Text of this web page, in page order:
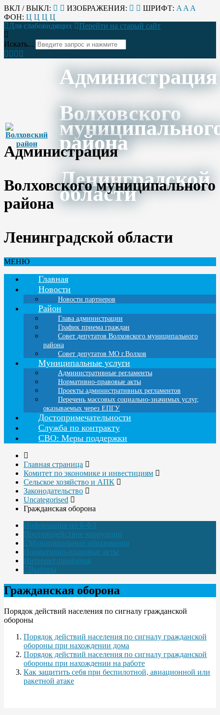
ВКЛ / ВЫКЛ: ИЗОБРАЖЕНИЯ: ШРИФТ: A A A
ФОН: Ц Ц Ц Ц
Для слабовидящих
Перейти на старый сайт
Искать...
Администрация
Волховского
района
Ленинградской
области
Администрация
Волховского муниципального
района
Ленинградской области
МЕНЮ
Главная
Новости
Новости партнеров
Район
Глава администрации
График приема граждан
Совет депутатов Волховского муниципального
района
Совет депутатов МО г.Волхов
Муниципальные услуги
Административные регламенты
Нормативно-правовые акты
Проекты административных регламентов
Перечень массовых социально-значимых услуг,
оказываемых через ЕПГУ
Достопримечательности
Служба по контракту
СВО: Меры поддержки
Главная страница
Комитет по экономике и инвестициям
Сельское хозяйство и АПК
Законодательство
Uncategorised
Гражданская оборона
Информация по 8-ФЗ
Противодействие коррупции
Муниципальные образования
Нормативно-правовые акты
Интернет-приёмная
Выборы
Гражданская оборона
Порядок действий населения по сигналу гражданской
обороны
Порядок действий населения по сигналу гражданской
обороны при нахождении дома
Порядок действий населения по сигналу гражданской
обороны при нахождении на работе
Как защитить себя при беспилотной, авиационной или
ракетной атаке